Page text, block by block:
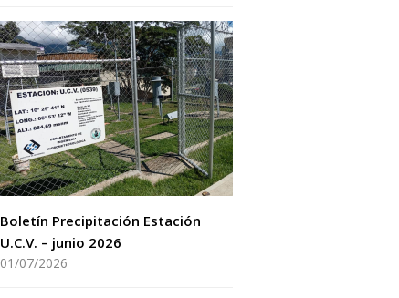
Boletín Precipitación Estación
U.C.V. – junio 2026
01/07/2026